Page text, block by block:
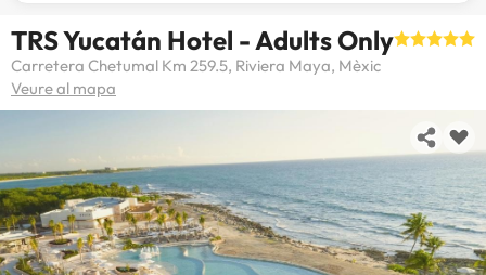
TRS Yucatán Hotel - Adults Only
Carretera Chetumal Km 259.5, Riviera Maya, Mèxic
Veure al mapa